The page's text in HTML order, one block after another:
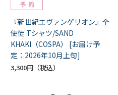
『新世紀エヴァンゲリオン』全
使徒 Tシャツ/SAND
KHAKI（COSPA） [お届け予
定：2026年10月上旬]
3,300円